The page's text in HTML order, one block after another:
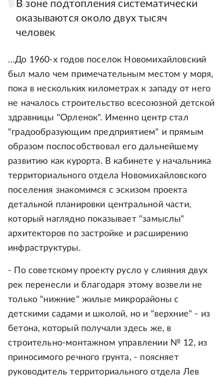
В зоне подтопления систематически
оказываются около двух тысяч
человек
…До 1960-х годов поселок Новомихайловский
был мало чем примечательным местом у моря,
пока в нескольких километрах к западу от него
не началось строительство всесоюзной детской
здравницы "Орленок". Именно центр стал
"градообразующим предприятием" и прямым
образом поспособствовал его дальнейшему
развитию как курорта. В кабинете у начальника
территориального отдела Новомихайловского
поселения знакомимся с эскизом проекта
детальной планировки центральной части,
который наглядно показывает "замыслы"
архитекторов по застройке и расширению
инфраструктуры.
- По советскому проекту русло у слияния двух
рек перенесли и благодаря этому возвели не
только "нижние" жилые микрорайоны с
детскими садами и школой, но и "верхние" - из
бетона, который получали здесь же, в
строительно-монтажном управлении № 12, из
приносимого речного грунта, - поясняет
руководитель территориального отдела Лев